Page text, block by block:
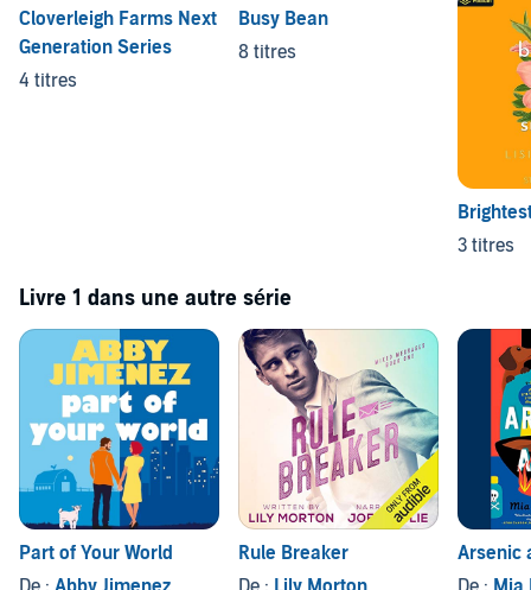
Cloverleigh Farms Next
Generation Series
4 titres
Busy Bean
8 titres
3 titres
Livre 1 dans une autre série
Part of Your World
Rule Breaker
Arsenic